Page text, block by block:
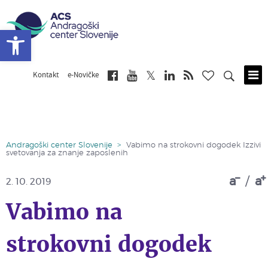
Kontakt e-Novičke
Andragoški center Slovenije >
Vabimo na strokovni dogodek Izzivi
svetovanja za znanje zaposlenih
a / a
2. 10. 2019
Vabimo na
strokovni dogodek
Open toolbar